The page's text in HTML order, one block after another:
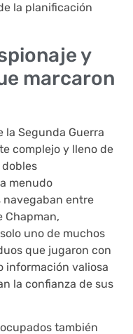
la planificación
y
marcaron
la Segunda Guerra
complejo y lleno de
menudo
navegaban entre
Chapman,
uno de muchos
que jugaron con
información valiosa
la confianza de sus
también